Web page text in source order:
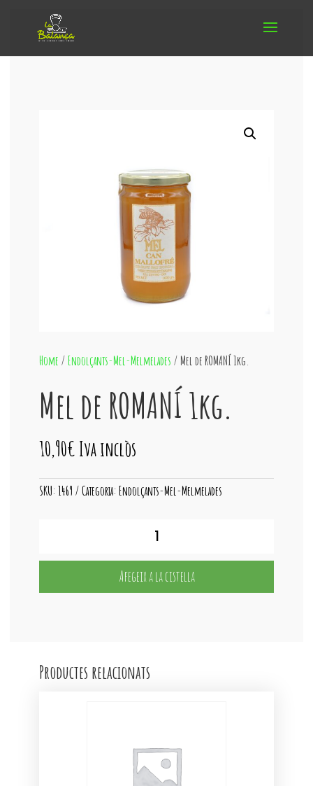
Home /Endolçants-Mel-Melmelades / Mel de ROMANÍ 1kg.
Mel de ROMANÍ 1kg.
10,90€ Iva inclòs
SKU:1469 Categoria:Endolçants-Mel-Melmelades
Afegeix a la cistella
Productes relacionats